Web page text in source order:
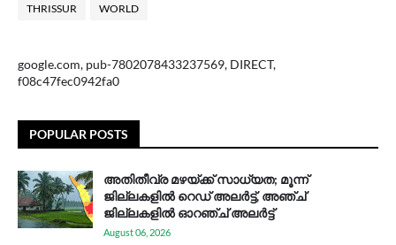
THRISSUR WORLD
google.com, pub-7802078433237569, DIRECT,
f08c47fec0942fa0
POPULAR POSTS
അതിതീവ്ര മഴയ്ക്ക് സാധ്യത; മൂന്ന്
ജില്ലകളിൽ റെഡ് അലർട്ട്, അഞ്ച്
ജില്ലകളിൽ ഓറഞ്ച് അലർട്ട്
August 06, 2026